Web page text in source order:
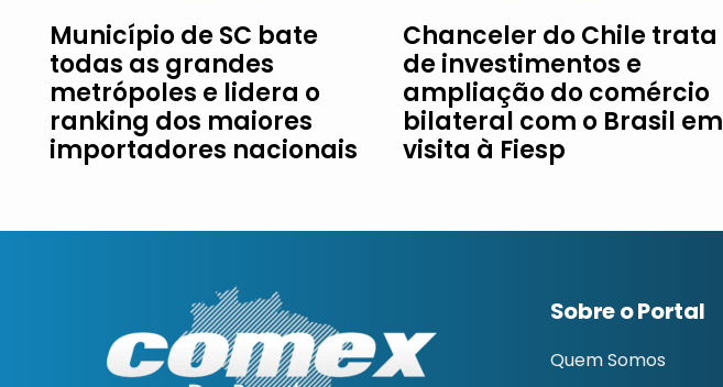
Município de SC bate
todas as grandes
metrópoles e lidera o
ranking dos maiores
importadores nacionais
Chanceler do Chile trata
de investimentos e
ampliação do comércio
bilateral com o Brasil em
visita à Fiesp
Sobre o Portal
Quem Somos